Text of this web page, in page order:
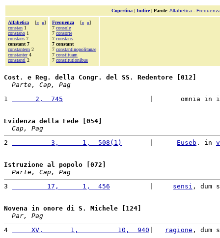
Copertina| Indice| Parole: Alfabetica -
Alfabetica [« »]
constan 1
constano 1
constans 7
constant 7
constantem 2
constanter4
constanti 2
Frequenza [« »]
7 console
7 consorte
7 constans
7 constant
7 constantinopolitanae
7 constituam
7 constitutionibus
Cost. e Reg. della Congr. del SS. Redentore [012]
Parte, Cap, Pag
1
      2,  745
|       omnia in
Evidenza della Fede [054]
Cap, Pag
2
          3,      1,  508(1)
Euseb . in
Istruzione al popolo [072]
Parte, Cap, Pag
3
         17,      1,  456
sensi , dum
Novena in onore di S. Michele [124]
Par, Pag
4
     XV,       1,          10,  940
ragione , dum